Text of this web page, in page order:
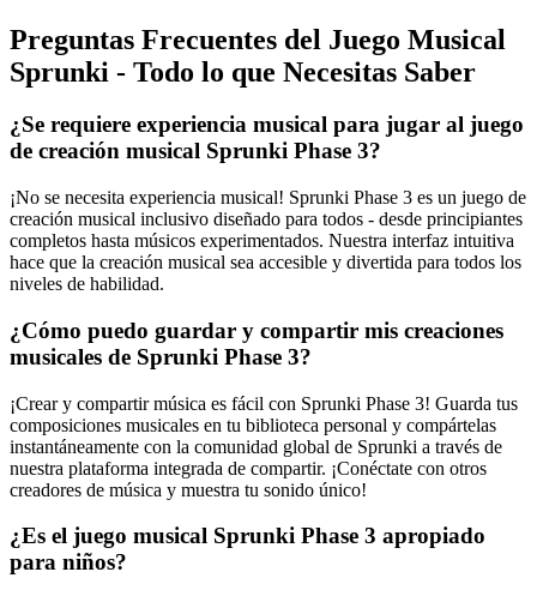
Preguntas Frecuentes del Juego Musical
Sprunki - Todo lo que Necesitas Saber
¿Se requiere experiencia musical para jugar al juego
de creación musical Sprunki Phase 3?
¡No se necesita experiencia musical! Sprunki Phase 3 es un juego de
creación musical inclusivo diseñado para todos - desde principiantes
completos hasta músicos experimentados. Nuestra interfaz intuitiva
hace que la creación musical sea accesible y divertida para todos los
niveles de habilidad.
¿Cómo puedo guardar y compartir mis creaciones
musicales de Sprunki Phase 3?
¡Crear y compartir música es fácil con Sprunki Phase 3! Guarda tus
composiciones musicales en tu biblioteca personal y compártelas
instantáneamente con la comunidad global de Sprunki a través de
nuestra plataforma integrada de compartir. ¡Conéctate con otros
creadores de música y muestra tu sonido único!
¿Es el juego musical Sprunki Phase 3 apropiado
para niños?